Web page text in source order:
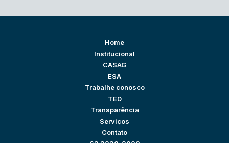
Home
Institucional
CASAG
ESA
Trabalhe conosco
TED
Transparência
Serviços
Contato